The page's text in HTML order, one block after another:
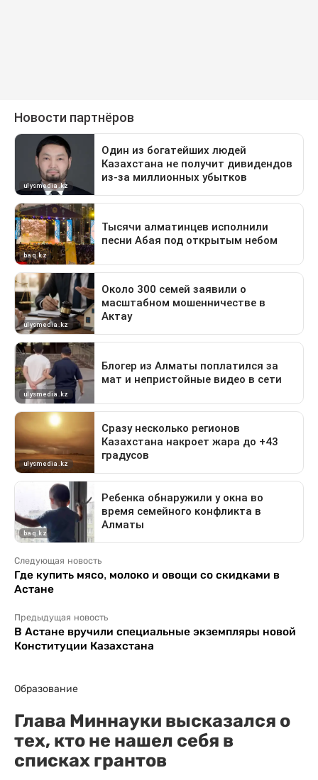
Следующая новость
Где купить мясо, молоко и овощи со скидками в
Астане
Предыдущая новость
В Астане вручили специальные экземпляры новой
Конституции Казахстана
Образование
Глава Миннауки высказался о
тех, кто не нашел себя в
списках грантов